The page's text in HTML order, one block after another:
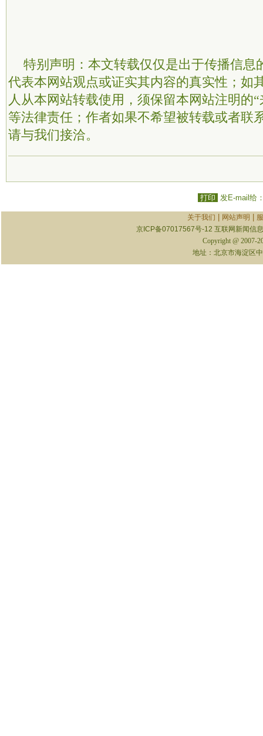
特别声明：本文转载仅仅是出于传播信息
代表本网站观点或证实其内容的真实性；如
人从本网站转载使用，须保留本网站注明的
等法律责任；作者如果不希望被转载或者联
请与我们接洽。
打印 发E-mail给
关于我们 网站声明
京ICP备07017567号-12 互联网新闻信
Copyright @ 2007-
地址：北京市海淀区